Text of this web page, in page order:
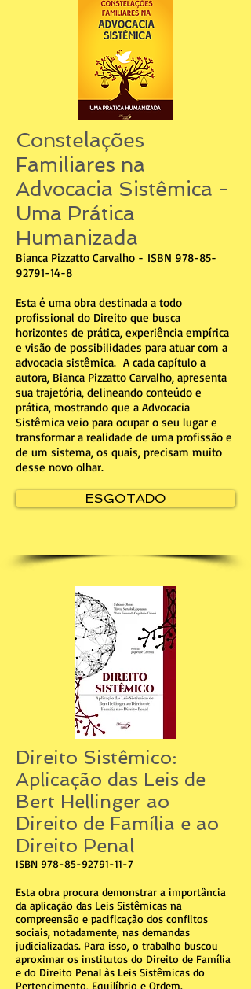
Constelações
Familiares na
Advocacia Sistêmica -
Uma Prática
Humanizada
Bianca Pizzatto Carvalho - ISBN 978-85-
92791-14-8
Esta é uma obra destinada a todo
profissional do Direito que busca
horizontes de prática, experiência empírica
e visão de possibilidades para atuar com a
advocacia sistêmica. A cada capítulo a
autora, Bianca Pizzatto Carvalho, apresenta
sua trajetória, delineando conteúdo e
prática, mostrando que a Advocacia
Sistêmica veio para ocupar o seu lugar e
transformar a realidade de uma profissão e
de um sistema, os quais, precisam muito
desse novo olhar.
ESGOTADO
Direito Sistêmico:
Aplicação das Leis de
Bert Hellinger ao
Direito de Família e ao
Direito Penal
ISBN 978-85-92791-11-7
Esta obra procura demonstrar a importância
da aplicação das Leis Sistêmicas na
compreensão e pacificação dos conflitos
sociais, notadamente, nas demandas
judicializadas. Para isso, o trabalho buscou
aproximar os institutos do Direito de Família
e do Direito Penal às Leis Sistêmicas do
Pertencimento, Equilíbrio e Ordem.